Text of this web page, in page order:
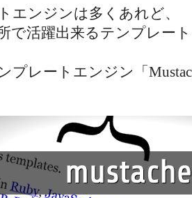
エンジンは多くあれど、
で活躍出来るテンプレー
プレートエンジン「